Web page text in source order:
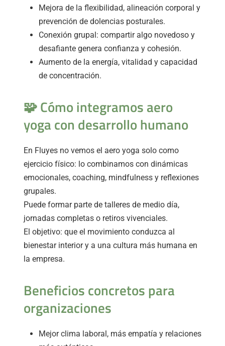
Mejora de la flexibilidad, alineación corporal y
prevención de dolencias posturales.
Conexión grupal: compartir algo novedoso y
desafiante genera confianza y cohesión.
Aumento de la energía, vitalidad y capacidad
de concentración.
🧩 Cómo integramos aero
yoga con desarrollo humano
En Fluyes no vemos el aero yoga solo como
ejercicio físico: lo combinamos con dinámicas
emocionales, coaching, mindfulness y reflexiones
grupales.
Puede formar parte de talleres de medio día,
jornadas completas o retiros vivenciales.
El objetivo: que el movimiento conduzca al
bienestar interior y a una cultura más humana en
la empresa.
Beneficios concretos para
organizaciones
Mejor clima laboral, más empatía y relaciones